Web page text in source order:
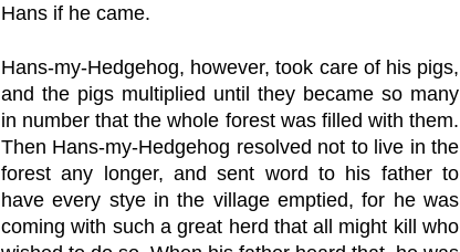
Hans if he came.
Hans-my-Hedgehog, however, took care of his pigs,
and the pigs multiplied until they became so many
in number that the whole forest was filled with them.
Then Hans-my-Hedgehog resolved not to live in the
forest any longer, and sent word to his father to
have every stye in the village emptied, for he was
coming with such a great herd that all might kill who